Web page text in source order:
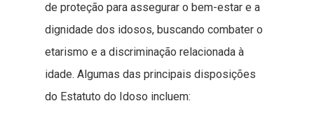
de proteção para assegurar o bem-estar e a
dignidade dos idosos, buscando combater o
etarismo e a discriminação relacionada à
idade. Algumas das principais disposições
do Estatuto do Idoso incluem: